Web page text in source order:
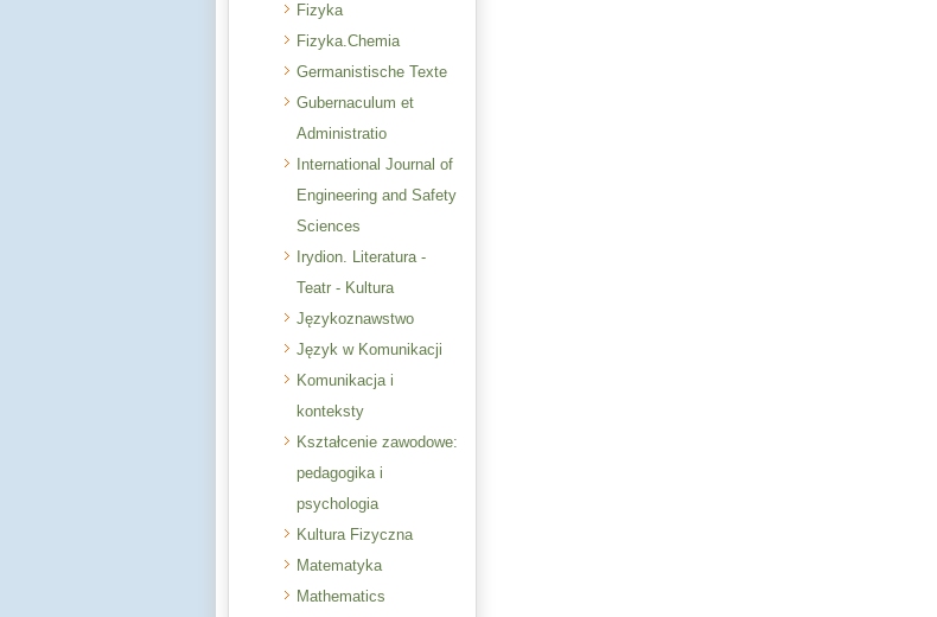
Fizyka
Fizyka.Chemia
Germanistische Texte
Gubernaculum et
Administratio
International Journal of
Engineering and Safety
Sciences
Irydion. Literatura -
Teatr - Kultura
Językoznawstwo
Język w Komunikacji
Komunikacja i
konteksty
Kształcenie zawodowe:
pedagogika i
psychologia
Kultura Fizyczna
Matematyka
Mathematics